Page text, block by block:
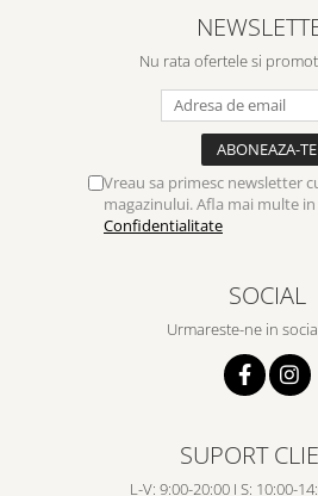
Nu rata ofertele si
Vreau sa primesc newsletter
magazinului. Afla mai multe in
Confidentialitate
SOCIAL
Urmareste-ne in
SUPORT
L-V: 9:00-20:00 I S: 10:00-